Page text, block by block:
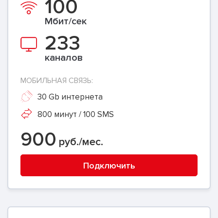
100
Мбит/сек
233
каналов
МОБИЛЬНАЯ СВЯЗЬ:
30 Gb интернета
800 минут / 100 SMS
900 руб./мес.
Подключить